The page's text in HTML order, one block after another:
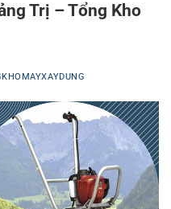
Trị – Tổng Kho